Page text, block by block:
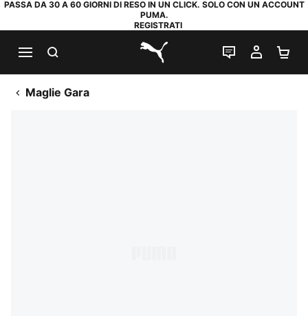
PASSA DA 30 A 60 GIORNI DI RESO IN UN CLICK. SOLO CON UN ACCOUNT
PUMA.
REGISTRATI
PUMA.com
CHAT IL MIO
Maglie Gara